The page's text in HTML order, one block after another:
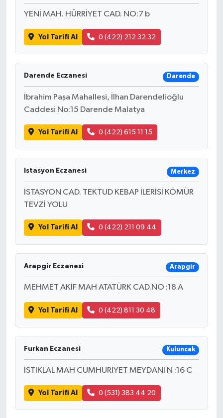
YENİ MAH. HÜRRİYET CAD. NO:7 b
Yol Tarifi Al 0 (422) 212 32 32
Darende Eczanesi Darende
İbrahim Paşa Mahallesi, İlhan Darendelioğlu
Caddesi No:15 Darende Malatya
Yol Tarifi Al 0 (422) 615 11 15
Istasyon Eczanesi Merkez
İSTASYON CAD. TEKTUD KEBAP İLERİSİ KÖMÜR
TEVZİ YOLU
Yol Tarifi Al 0 (422) 211 09 44
Arapgir Eczanesi Arapgir
MEHMET AKİF MAH ATATÜRK CAD.NO :18 A
Yol Tarifi Al 0 (422) 811 30 48
Furkan Eczanesi Kuluncak
İSTİKLAL MAH CUMHURİYET MEYDANI N :16 C
Yol Tarifi Al 0 (531) 383 44 20